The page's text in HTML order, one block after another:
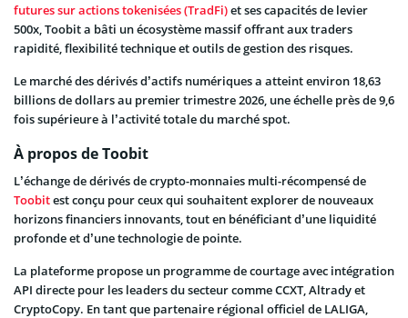
futures sur actions tokenisées (TradFi)et ses capacités de levier
500x, Toobit a bâti un écosystème massif offrant aux traders
rapidité, flexibilité technique et outils de gestion des risques.
Le marché des dérivés d’actifs numériques a atteint environ 18,63
billions de dollars au premier trimestre 2026, une échelle près de 9,6
fois supérieure à l’activité totale du marché spot.
À propos de Toobit
L’échange de dérivés de crypto-monnaies multi-récompensé de
Toobitest conçu pour ceux qui souhaitent explorer de nouveaux
horizons financiers innovants, tout en bénéficiant d’une liquidité
profonde et d’une technologie de pointe.
La plateforme propose un programme de courtage avec intégration
API directe pour les leaders du secteur comme CCXT, Altrady et
CryptoCopy. En tant que partenaire régional officiel de LALIGA,